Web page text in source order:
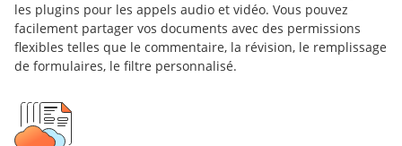
les plugins pour les appels audio et vidéo. Vous pouvez
facilement partager vos documents avec des permissions
flexibles telles que le commentaire, la révision, le remplissage
de formulaires, le filtre personnalisé.